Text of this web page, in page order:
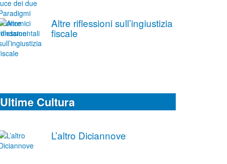
Altre riflessioni sull’ingiustizia
fiscale
Ultime Cultura
L’altro Diciannove